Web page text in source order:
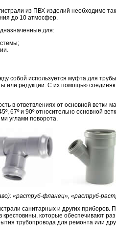
из ПВХ изделий необходимо
до 10 атмосфер.
для:
собой используется муфта для
или редукции. С их помощью
в ответвлениях от основной ветки
67º и 90º относительно основной
углами поворота.
«раструб-фланец», «раструб-
санитарных и других приборов.
которые обеспечивают
трубопровода для ремонта или